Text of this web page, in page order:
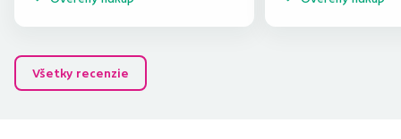
Všetky recenzie